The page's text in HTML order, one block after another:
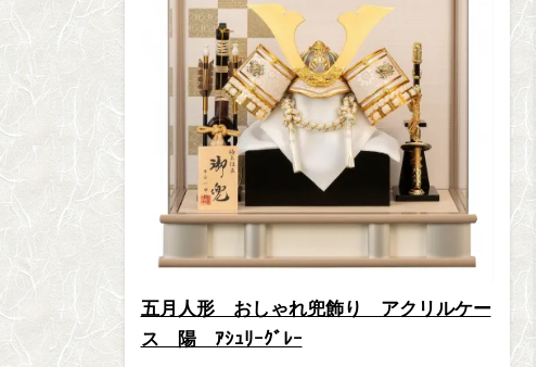
五月人形 おしゃれ兜飾り アクリルケー
ス 陽 ｱｼｭﾘｰｸﾞﾚｰ